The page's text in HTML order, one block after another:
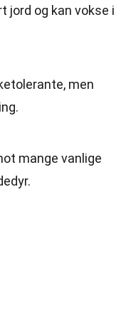
jord og kan vokse i
men
mange vanlige